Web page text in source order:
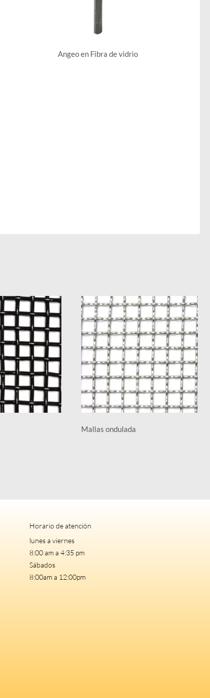
Angeo en Fibra de vidrio
Mallas ondulada
Horario de atención
lunes a viernes
8:00 am a 4:35 pm
Sábados
8:00am a 12:00pm